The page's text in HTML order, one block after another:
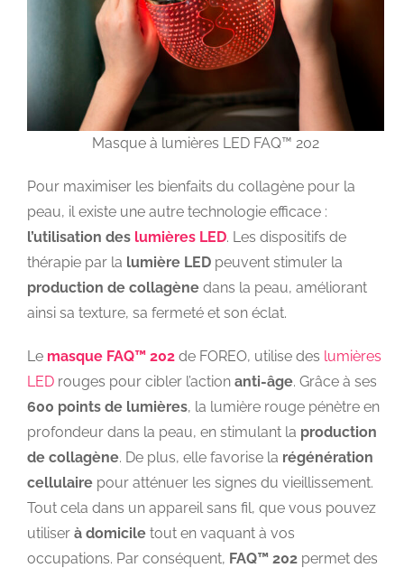
Masque à lumières LED FAQ™ 202
Pour maximiser les bienfaits du collagène pour la
peau, il existe une autre technologie efficace :
l’utilisation des lumières LED. Les dispositifs de
thérapie par la lumière LED peuvent stimuler la
production de collagène dans la peau, améliorant
ainsi sa texture, sa fermeté et son éclat.
Le masque FAQ™ 202 de FOREO, utilise des lumières
LED rouges pour cibler l’action anti-âge. Grâce à ses
600 points de lumières, la lumière rouge pénètre en
profondeur dans la peau, en stimulant la production
de collagène. De plus, elle favorise la régénération
cellulaire pour atténuer les signes du vieillissement.
Tout cela dans un appareil sans fil, que vous pouvez
utiliser à domicile tout en vaquant à vos
occupations. Par conséquent, FAQ™ 202 permet des